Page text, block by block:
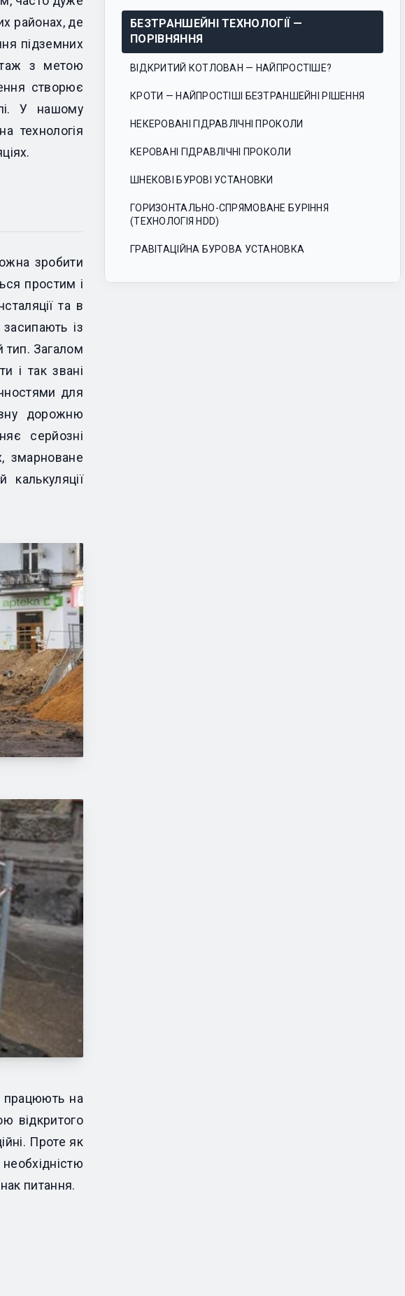
районах, де
підземних
з метою
створює
У нашому
технологія
зробити
простим і
та в
із
тип. Загалом
і так звані
для
дорожню
серйозні
змарноване
працюють на
відкритого
Проте як
питання.
зміст
БЕЗТРАНШЕЙНІ ТЕХНОЛОГІЇ —
ПОРІВНЯННЯ
ВІДКРИТИЙ КОТЛОВАН — НАЙПРОСТІШЕ?
КРОТИ — НАЙПРОСТІШІ БЕЗТРАНШЕЙНІ РІШЕННЯ
НЕКЕРОВАНІ ГІДРАВЛІЧНІ ПРОКОЛИ
КЕРОВАНІ ГІДРАВЛІЧНІ ПРОКОЛИ
ШНЕКОВІ БУРОВІ УСТАНОВКИ
ГОРИЗОНТАЛЬНО-СПРЯМОВАНЕ БУРІННЯ
(ТЕХНОЛОГІЯ HDD)
ГРАВІТАЦІЙНА БУРОВА УСТАНОВКА